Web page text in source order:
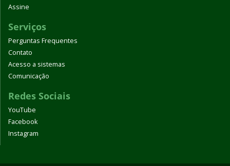
Assine
Serviços
Perguntas Frequentes
Contato
Acesso a sistemas
Comunicação
Redes Sociais
YouTube
Facebook
Instagram